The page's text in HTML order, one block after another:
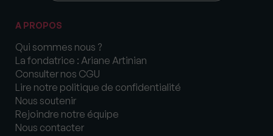
A PROPOS
Qui sommes nous ?
La fondatrice : Ariane Artinian
Consulter nos CGU
Lire notre politique de confidentialité
Nous soutenir
Rejoindre notre équipe
Nous contacter